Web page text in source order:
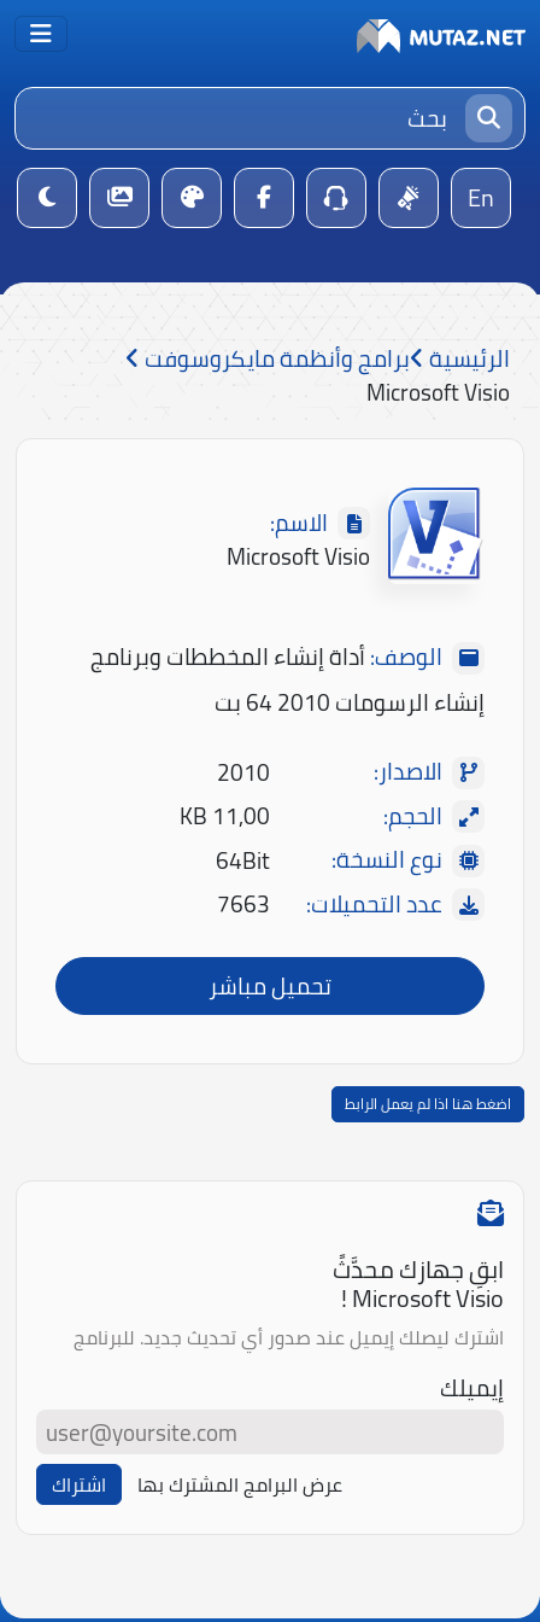
En
الرئيسية برامج وأنظمة مايكروسوفت
Microsoft Visio
الاسم:
Microsoft Visio
الوصف:أداة إنشاء المخططات وبرنامج
إنشاء الرسومات 2010 64 بت
الاصدار:
2010
الحجم:
11,00 KB
نوع النسخة:
64Bit
عدد التحميلات:
7663
تحميل مباشر
اضغط هنا اذا لم يعمل الرابط
ابقِ جهازك محدَّثً
Microsoft Visio !
اشترك ليصلك إيميل عند صدور أي تحديث جديد. للبرنامج
إيميلك
عرض البرامج المشترك بها اشتراك